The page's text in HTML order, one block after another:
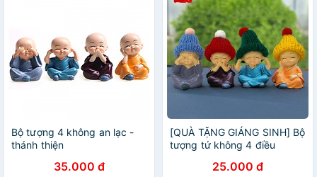
Bộ tượng 4 không an lạc -
thánh thiện
35.000 đ
[QUÀ TẶNG GIÁNG SINH] Bộ
tượng tứ không 4 điều
đội mũ len25.000 đ